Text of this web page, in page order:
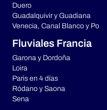
Duero
Guadalquivir y Guadiana
Venecia, Canal Blanco y Po
Fluviales Francia
Garona y Dordoña
Loira
Paris en 4 días
Ródano y Saona
Sena